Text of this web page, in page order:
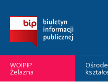
WOIPIP
Żelazna